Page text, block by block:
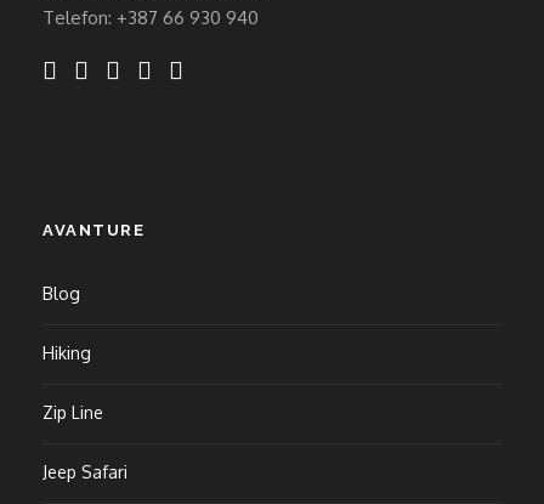
Telefon: +387 66 930 940
AVANTURE
Blog
Hiking
Zip Line
Jeep Safari